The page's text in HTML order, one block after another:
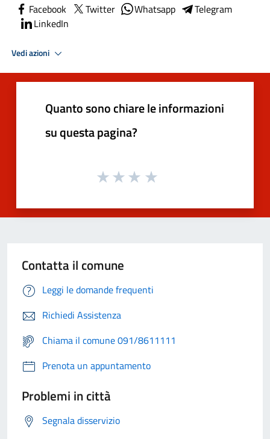
Facebook Twitter Whatsapp
Telegram
LinkedIn
Vedi azioni
Quanto sono chiare le informazioni
su questa pagina?
Contatta il comune
Leggi le domande frequenti
Richiedi Assistenza
Chiama il comune 091/8611111
Prenota un appuntamento
Problemi in città
Segnala disservizio